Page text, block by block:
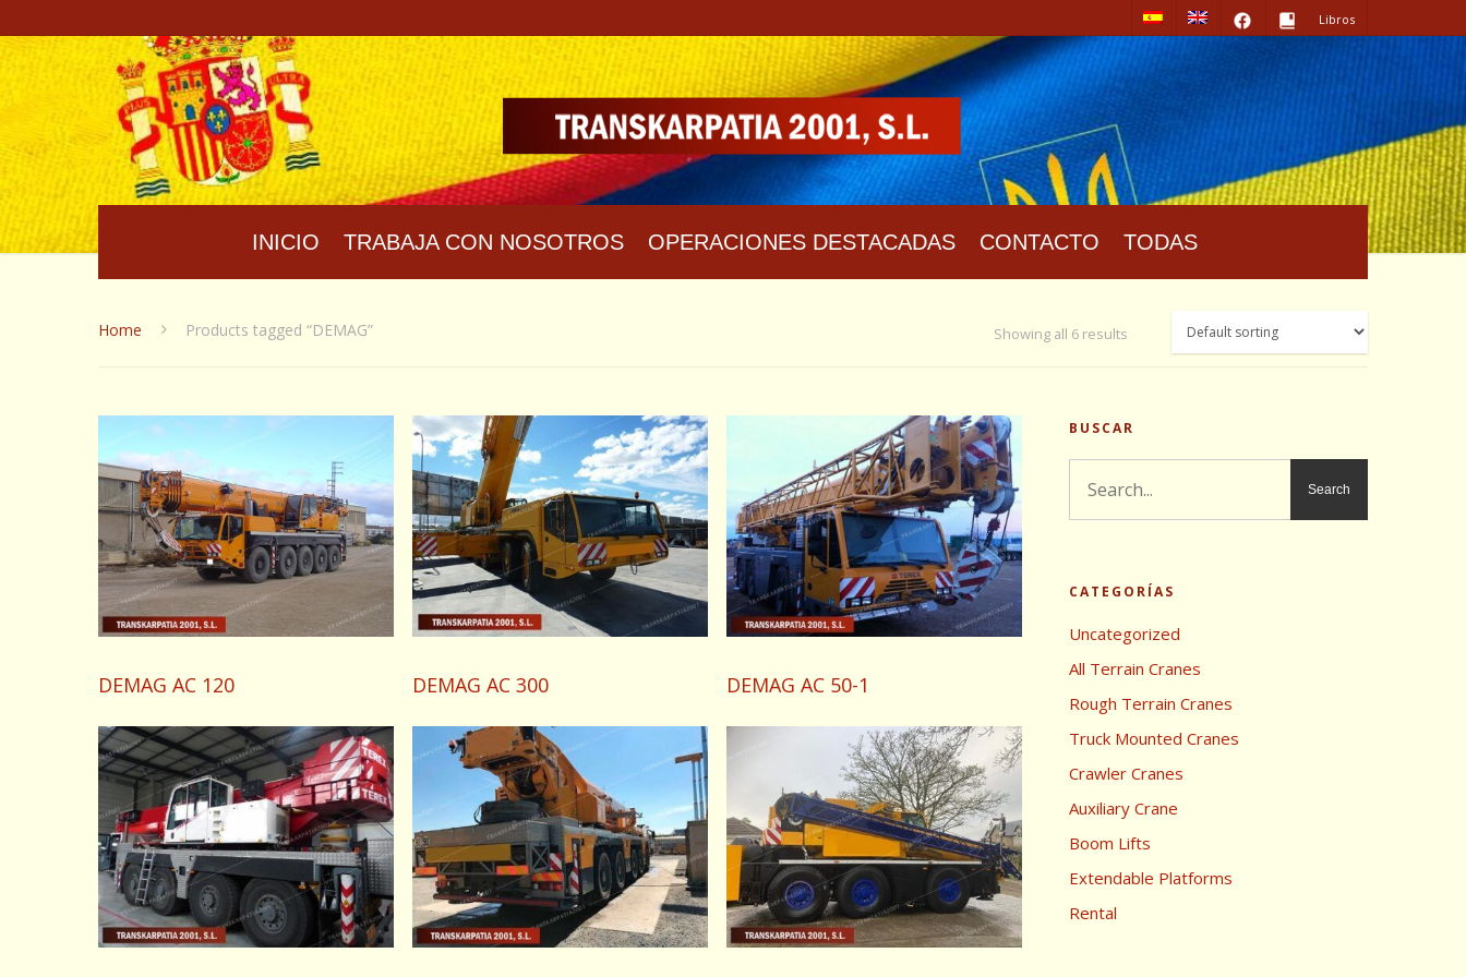
Libros
INICIO TRABAJA CON NOSOTROS OPERACIONES DESTACADAS CONTACTO TODAS
Showing all 6 results
Home Products tagged “DEMAG”
DEMAG AC 120 DEMAG AC 300 DEMAG AC 50-1
BUSCAR
CATEGORÍAS
Uncategorized
All Terrain Cranes
Rough Terrain Cranes
Truck Mounted Cranes
Crawler Cranes
Auxiliary Crane
Boom Lifts
Extendable Platforms
Rental